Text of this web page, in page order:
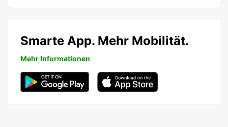
Smarte App. Mehr Mobilität.
Mehr Informationen